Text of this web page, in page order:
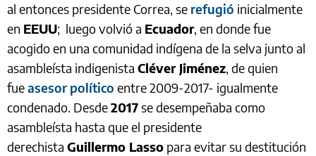
al entonces presidente Correa, se refugió inicialmente
en EEUU; luego volvió a Ecuador, en donde fue
acogido en una comunidad indígena de la selva junto al
asambleísta indigenista Cléver Jiménez, de quien
fueasesor político entre 2009-2017- igualmente
condenado. Desde2017se desempeñaba como
asambleísta hasta que el presidente
derechista Guillermo Lasso para evitar su destitución